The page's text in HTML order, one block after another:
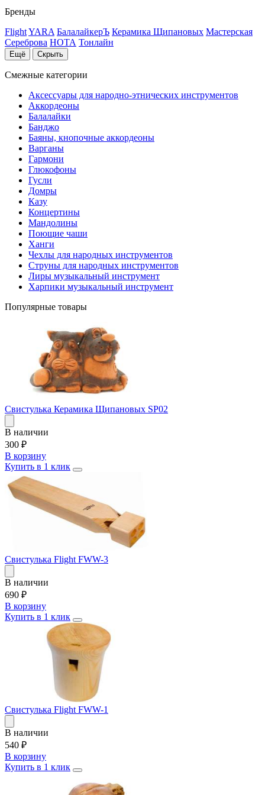
Бренды
FlightYARA БалалайкерЪ Керамика Щипановых Мастерская
Сереброва НОТА Тонлайн
Ещё Скрыть
Смежные категории
Аксессуары для народно-этнических инструментов
Аккордеоны
Балалайки
Банджо
Баяны, кнопочные аккордеоны
Варганы
Гармони
Глюкофоны
Гусли
Домры
Казу
Концертины
Мандолины
Поющие чаши
Ханги
Чехлы для народных инструментов
Струны для народных инструментов
Лиры музыкальный инструмент
Харпики музыкальный инструмент
Популярные товары
Свистулька Керамика Щипановых SP02
В наличии
300 ₽
В корзину
Купить в 1 клик
Свистулька Flight FWW-3
В наличии
690 ₽
В корзину
Купить в 1 клик
Свистулька Flight FWW-1
В наличии
540 ₽
В корзину
Купить в 1 клик